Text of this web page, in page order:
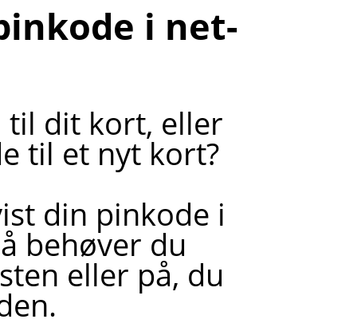
i net-
til dit kort, eller
til et nyt kort?
din pinkode i
behøver du
eller på, du